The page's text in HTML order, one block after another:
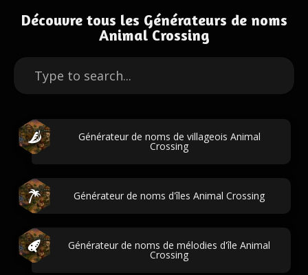
Découvre tous les Générateurs de noms
Animal Crossing
Générateur de noms de villageois Animal
Crossing
Générateur de noms d'îles Animal Crossing
Générateur de noms de mélodies d'île Animal
Crossing